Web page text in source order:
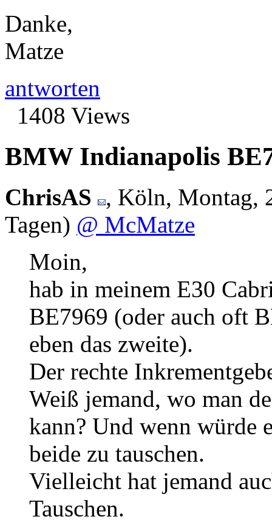
Danke,
Matze
antworten
1408 Views
BMW Indianapolis
ChrisAS , Köln, Montag,
Tagen) @ McMatze
Moin,
hab in meinem E30
BE7969 (oder auch oft
eben das zweite).
Der rechte
Weiß jemand, wo man
kann? Und wenn würde
beide zu tauschen.
Vielleicht hat jemand
Tauschen.